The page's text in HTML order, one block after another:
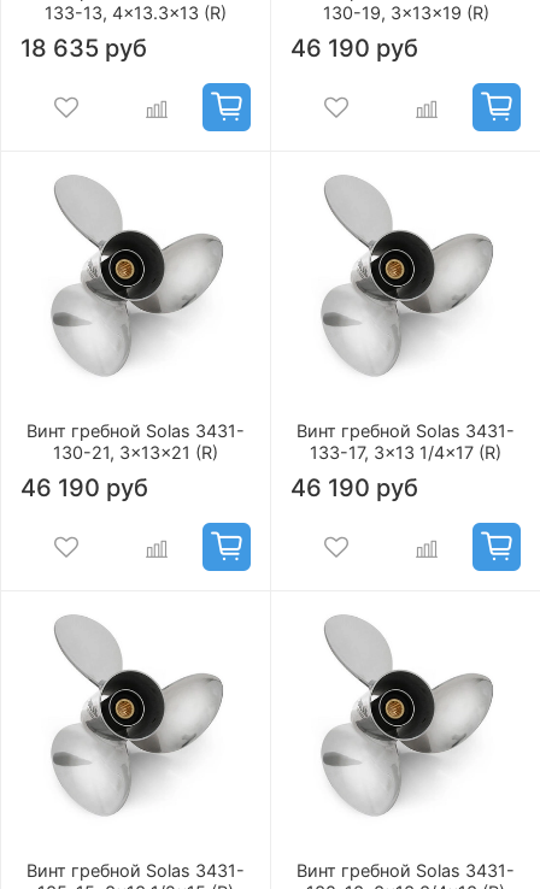
133-13, 4x13.3x13 (R)
18 635 руб
130-19, 3x13x19 (R)
46 190 руб
Винт гребной Solas 3431-
130-21, 3x13x21 (R)
46 190 руб
Винт гребной Solas 3431-
133-17, 3x13 1/4x17 (R)
46 190 руб
Винт гребной Solas 3431-
Винт гребной Solas 3431-